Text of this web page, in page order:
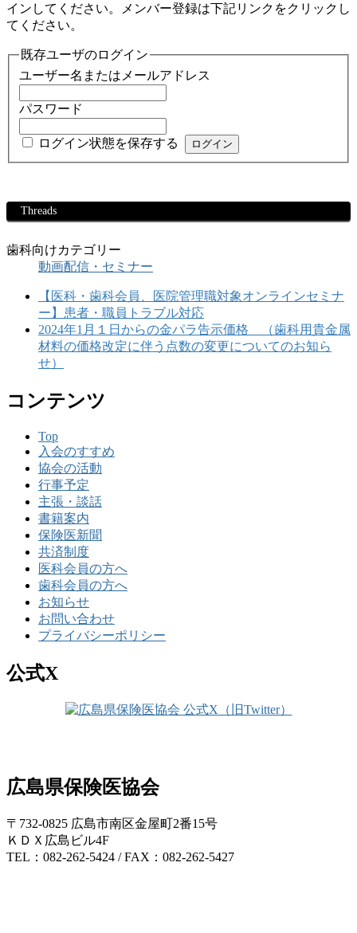
インしてください。メンバー登録は下記リンクをクリックし
てください。
既存ユーザのログイン
ユーザー名またはメールアドレス
パスワード
ログイン状態を保存する
Threads
歯科向けカテゴリー
動画配信・セミナー
【医科・歯科会員、医院管理職対象オンラインセミナ
ー】患者・職員トラブル対応
2024年1月１日からの金パラ告示価格 （歯科用貴金属
材料の価格改定に伴う点数の変更についてのお知ら
せ）
コンテンツ
Top
入会のすすめ
協会の活動
行事予定
主張・談話
書籍案内
保険医新聞
共済制度
医科会員の方へ
歯科会員の方へ
お知らせ
お問い合わせ
プライバシーポリシー
公式X
広島県保険医協会
〒732-0825 広島市南区金屋町2番15号
ＫＤＸ広島ビル4F
TEL：082-262-5424 / FAX：082-262-5427